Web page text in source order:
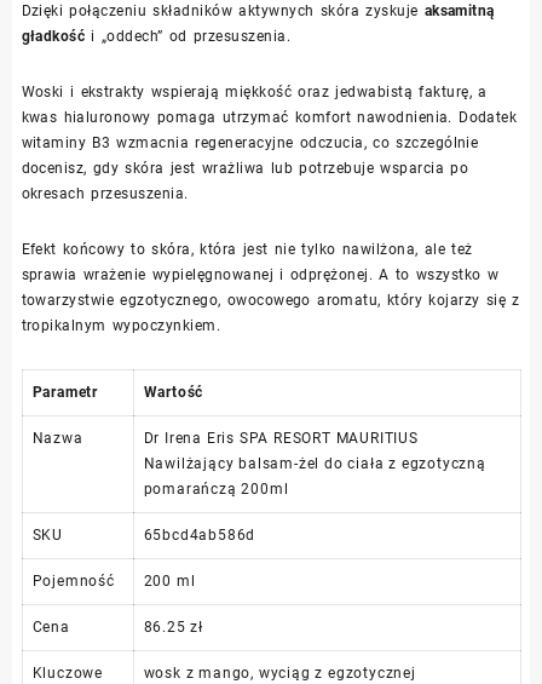
Dzięki połączeniu składników aktywnych skóra zyskuje aksamitną
gładkość i „oddech” od przesuszenia.
Woski i ekstrakty wspierają miękkość oraz jedwabistą fakturę, a
kwas hialuronowy pomaga utrzymać komfort nawodnienia. Dodatek
witaminy B3 wzmacnia regeneracyjne odczucia, co szczególnie
docenisz, gdy skóra jest wrażliwa lub potrzebuje wsparcia po
okresach przesuszenia.
Efekt końcowy to skóra, która jest nie tylko nawilżona, ale też
sprawia wrażenie wypielęgnowanej i odprężonej. A to wszystko w
towarzystwie egzotycznego, owocowego aromatu, który kojarzy się z
tropikalnym wypoczynkiem.
Parametr Wartość
Nazwa
Dr Irena Eris SPA RESORT MAURITIUS
Nawilżający balsam-żel do ciała z egzotyczną
pomarańczą 200ml
SKU 65bcd4ab586d
Pojemność 200 ml
Cena 86.25 zł
Kluczowe
wosk z mango, wyciąg z egzotycznej